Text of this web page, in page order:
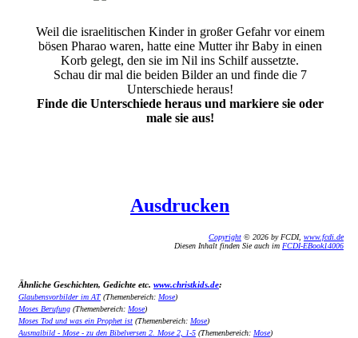
Weil die israelitischen Kinder in großer Gefahr vor einem
bösen Pharao waren, hatte eine Mutter ihr Baby in einen
Korb gelegt, den sie im Nil ins Schilf aussetzte.
Schau dir mal die beiden Bilder an und finde die 7
Unterschiede heraus!
Finde die Unterschiede heraus und markiere sie oder
male sie aus!
Ausdrucken
Copyright © 2026 by FCDI, www.fcdi.de
Diesen Inhalt finden Sie auch im FCDI-EBook14006
Ähnliche Geschichten, Gedichte etc. www.christkids.de:
Glaubensvorbilder im AT (Themenbereich: Mose)
Moses Berufung (Themenbereich: Mose)
Moses Tod und was ein Prophet ist (Themenbereich: Mose)
Ausmalbild - Mose - zu den Bibelversen 2. Mose 2, 1-5 (Themenbereich: Mose)